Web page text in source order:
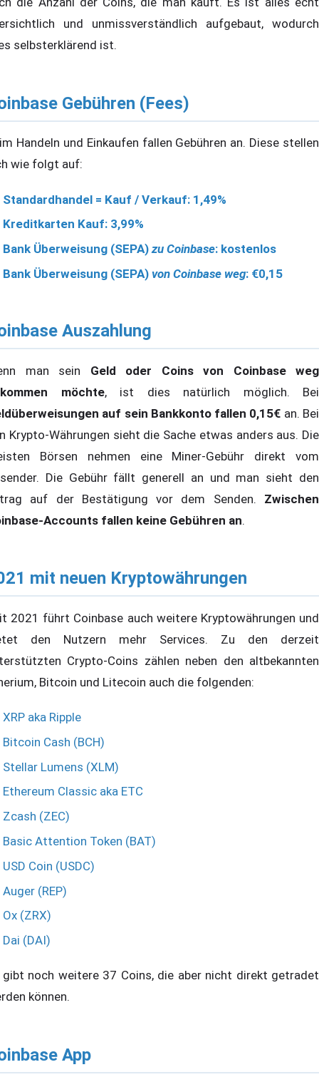
und unmissverständlich aufgebaut, wodurch
selbsterklärend ist.
Gebühren (Fees)
Handeln und Einkaufen fallen Gebühren an. Diese stellen
wie folgt auf:
Standardhandel = Kauf / Verkauf: 1,49%
Kreditkarten Kauf: 3,99%
Bank Überweisung (SEPA)zu Coinbase: kostenlos
Bank Überweisung (SEPA) von Coinbase weg: €0,15
Auszahlung
man sein Geld oder Coins von Coinbase weg
möchte, ist dies natürlich möglich. Bei
auf sein Bankkonto fallen 0,15€ an. Bei
Krypto-Währungen sieht die Sache etwas anders aus. Die
Börsen nehmen eine Miner-Gebühr direkt vom
Die Gebühr fällt generell an und man sieht den
auf der Bestätigung vor dem Senden. Zwischen
Accounts fallen keine Gebühren an.
mit neuen Kryptowährungen
2021 führt Coinbase auch weitere Kryptowährungen und
den Nutzern mehr Services. Zu den derzeit
Crypto-Coins zählen neben den altbekannten
Bitcoin und Litecoin auch die folgenden:
XRP aka Ripple
Bitcoin Cash (BCH)
Stellar Lumens (XLM)
Ethereum Classic aka ETC
Zcash (ZEC)
Basic Attention Token (BAT)
USD Coin (USDC)
Auger (REP)
Ox (ZRX)
Dai (DAI)
gibt noch weitere 37 Coins, die aber nicht direkt getradet
können.
App